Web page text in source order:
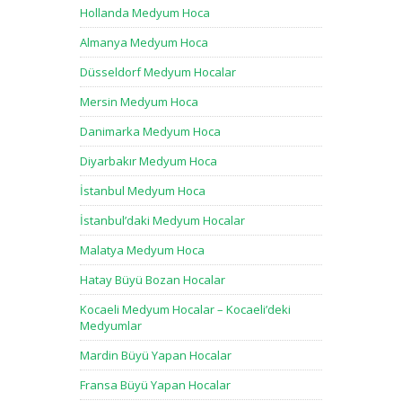
Hollanda Medyum Hoca
Almanya Medyum Hoca
Düsseldorf Medyum Hocalar
Mersin Medyum Hoca
Danimarka Medyum Hoca
Diyarbakır Medyum Hoca
İstanbul Medyum Hoca
İstanbul’daki Medyum Hocalar
Malatya Medyum Hoca
Hatay Büyü Bozan Hocalar
Kocaeli Medyum Hocalar – Kocaeli’deki
Medyumlar
Mardin Büyü Yapan Hocalar
Fransa Büyü Yapan Hocalar